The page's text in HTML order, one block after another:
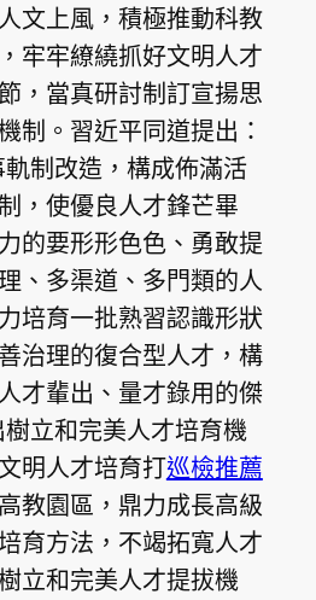
文上風，積極推動科教
牢牢繚繞抓好文明人才
，當真研討制訂宣揚思
制。習近平同道提出：
制改造，構成佈滿活
，使優良人才鋒芒畢
的要形形色色、勇敢提
、多渠道、多門類的人
培育一批熟習認識形狀
治理的復合型人才，構
才輩出、量才錄用的傑
樹立和完美人才培育機
明人才培育打巡檢推薦
教園區，鼎力成長高級
育方法，不竭拓寬人才
立和完美人才提拔機